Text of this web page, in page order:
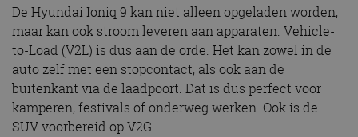
De Hyundai Ioniq 9 kan niet alleen opgeladen worden,
maar kan ook stroom leveren aan apparaten. Vehicle-
to-Load (V2L) is dus aan de orde. Het kan zowel in de
auto zelf met een stopcontact, als ook aan de
buitenkant via de laadpoort. Dat is dus perfect voor
kamperen, festivals of onderweg werken. Ook is de
SUV voorbereid op V2G.